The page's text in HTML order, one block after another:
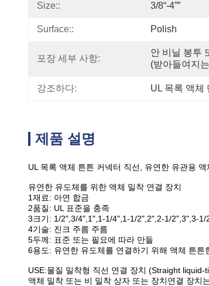
Size:: 3/8“-4””
Surface:: Polish
포장 세부 사항:
안 비닐 봉투
(받아들여지
강조하다: UL 목록 액체
제품 설명
UL 목록 액체 튼튼 커넥터 직선, 유연한 유관용 액
유연한 유도체를 위한 액체 밀착 연결 장치
1재료: 아연 합금
2품질: UL 표준을 충족
3크기: 1/2",3/4",1",1-1/4",1-1/2",2",2-1/2",3",3-1/
4기술: 진크 주름 주름
5두께: 표준 또는 필요에 따라 만들
6용도: 유연한 유도체를 연결하기 위해 액체 튼튼
USE:물질 밀착형 직선 연결 장치 (Straight
액체 밀착 또는 비 밀착 상자 또는 장치연결 장치